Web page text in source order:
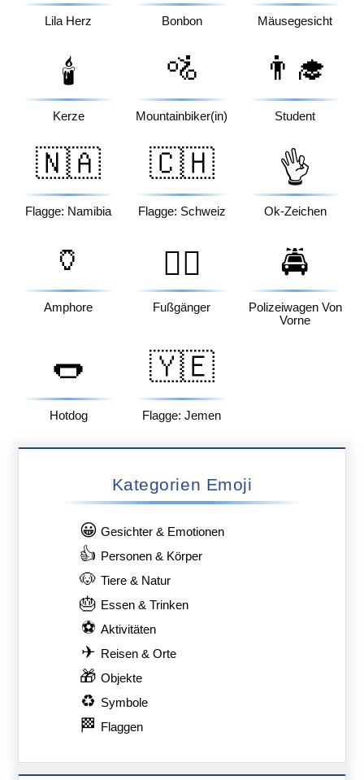
Lila Herz Bonbon Mäusegesicht
🕯️
Kerze
🚵
Mountainbiker(in)
👨‍🎓
Student
🇳🇦
Flagge: Namibia
🇨🇭
Flagge: Schweiz
👌
Ok-Zeichen
🏺
Amphore
🚶‍♂️
Fußgänger
🚔
Polizeiwagen Von
Vorne
🌭
Hotdog
🇾🇪
Flagge: Jemen
Kategorien Emoji
😀 Gesichter & Emotionen
👍 Personen & Körper
🐶 Tiere & Natur
🎂 Essen & Trinken
⚽ Aktivitäten
✈ Reisen & Orte
🎁 Objekte
♻ Symbole
🏁 Flaggen